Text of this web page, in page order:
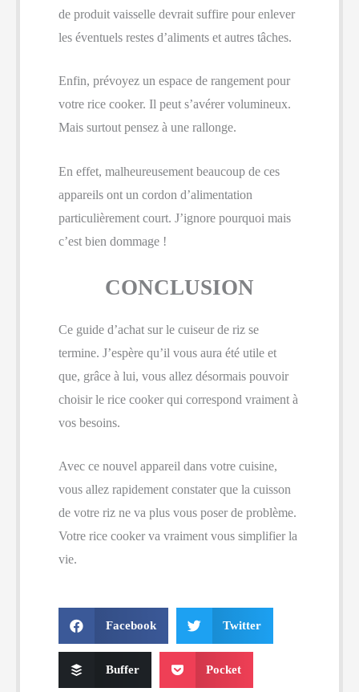
de produit vaisselle devrait suffire pour enlever
les éventuels restes d’aliments et autres tâches.
Enfin, prévoyez un espace de rangement pour
votre rice cooker. Il peut s’avérer volumineux.
Mais surtout pensez à une rallonge.
En effet, malheureusement beaucoup de ces
appareils ont un cordon d’alimentation
particulièrement court. J’ignore pourquoi mais
c’est bien dommage !
CONCLUSION
Ce guide d’achat sur le cuiseur de riz se
termine. J’espère qu’il vous aura été utile et
que, grâce à lui, vous allez désormais pouvoir
choisir le rice cooker qui correspond vraiment à
vos besoins.
Avec ce nouvel appareil dans votre cuisine,
vous allez rapidement constater que la cuisson
de votre riz ne va plus vous poser de problème.
Votre rice cooker va vraiment vous simplifier la
vie.
Facebook Twitter
Buffer Pocket